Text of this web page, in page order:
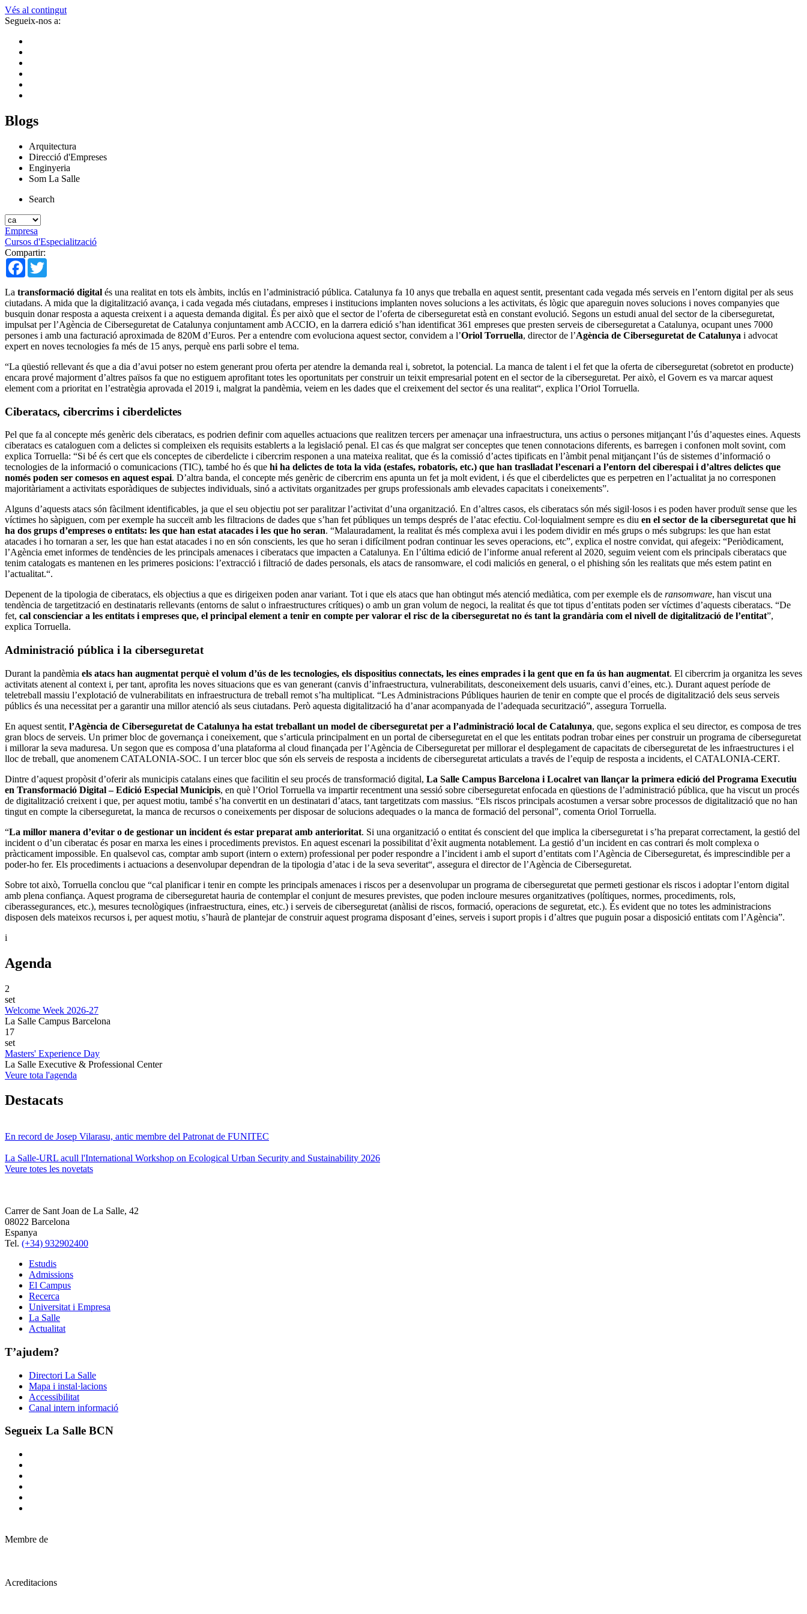
Vés al contingut
Segueix-nos a:
Blogs
Arquitectura
Direcció d'Empreses
Enginyeria
Som La Salle
Search
Empresa
Cursos d'Especialització
Compartir:
Facebook
La transformació digital és una realitat en tots els àmbits, inclús en l’administració pública. Catalunya fa 10 anys que treballa en aquest sentit, presentant cada vegada més serveis en l’entorn digital per als seus
ciutadans. A mida que la digitalització avança, i cada vegada més ciutadans, empreses i institucions implanten noves solucions a les activitats, és lògic que apareguin noves solucions i noves companyies que
busquin donar resposta a aquesta creixent i a aquesta demanda digital. És per això que el sector de l’oferta de ciberseguretat està en constant evolució. Segons un estudi anual del sector de la ciberseguretat,
impulsat per l’Agència de Ciberseguretat de Catalunya conjuntament amb ACCIO, en la darrera edició s’han identificat 361 empreses que presten serveis de ciberseguretat a Catalunya, ocupant unes 7000
persones i amb una facturació aproximada de 820M d’Euros. Per a entendre com evoluciona aquest sector, convidem a l’Oriol Torruella, director de l’Agència de Ciberseguretat de Catalunya i advocat
expert en noves tecnologies fa més de 15 anys, perquè ens parli sobre el tema.
“La qüestió rellevant és que a dia d’avui potser no estem generant prou oferta per atendre la demanda real i, sobretot, la potencial. La manca de talent i el fet que la oferta de ciberseguretat (sobretot en producte)
encara prové majorment d’altres països fa que no estiguem aprofitant totes les oportunitats per construir un teixit empresarial potent en el sector de la ciberseguretat. Per això, el Govern es va marcar aquest
element com a prioritat en l’estratègia aprovada el 2019 i, malgrat la pandèmia, veiem en les dades que el creixement del sector és una realitat“, explica l’Oriol Torruella.
Ciberatacs, cibercrims i ciberdelictes
Pel que fa al concepte més genèric dels ciberatacs, es podrien definir com aquelles actuacions que realitzen tercers per amenaçar una infraestructura, uns actius o persones mitjançant l’ús d’aquestes eines. Aquests
ciberatacs es cataloguen com a delictes si compleixen els requisits establerts a la legislació penal. El cas és que malgrat ser conceptes que tenen connotacions diferents, es barregen i confonen molt sovint, com
explica Torruella: “Si bé és cert que els conceptes de ciberdelicte i cibercrim responen a una mateixa realitat, que és la comissió d’actes tipificats en l’àmbit penal mitjançant l’ús de sistemes d’informació o
tecnologies de la informació o comunicacions (TIC), també ho és que hi ha delictes de tota la vida (estafes, robatoris, etc.) que han traslladat l’escenari a l’entorn del ciberespai i d’altres delictes que
només poden ser comesos en aquest espai. D’altra banda, el concepte més genèric de cibercrim ens apunta un fet ja molt evident, i és que el ciberdelictes que es perpetren en l’actualitat ja no corresponen
majoritàriament a activitats esporàdiques de subjectes individuals, sinó a activitats organitzades per grups professionals amb elevades capacitats i coneixements”.
Alguns d’aquests atacs són fàcilment identificables, ja que el seu objectiu pot ser paralitzar l’activitat d’una organització. En d’altres casos, els ciberatacs són més sigil·losos i es poden haver produït sense que les
víctimes ho sàpiguen, com per exemple ha succeït amb les filtracions de dades que s’han fet públiques un temps després de l’atac efectiu. Col·loquialment sempre es diu en el sector de la ciberseguretat que hi
ha dos grups d’empreses o entitats: les que han estat atacades i les que ho seran. “Malauradament, la realitat és més complexa avui i les podem dividir en més grups o més subgrups: les que han estat
atacades i ho tornaran a ser, les que han estat atacades i no en són conscients, les que ho seran i difícilment podran continuar les seves operacions, etc”, explica el nostre convidat, qui afegeix: “Periòdicament,
l’Agència emet informes de tendències de les principals amenaces i ciberatacs que impacten a Catalunya. En l’última edició de l’informe anual referent al 2020, seguim veient com els principals ciberatacs que
tenim catalogats es mantenen en les primeres posicions: l’extracció i filtració de dades personals, els atacs de ransomware, el codi maliciós en general, o el phishing són les realitats que més estem patint en
l’actualitat.“.
Depenent de la tipologia de ciberatacs, els objectius a que es dirigeixen poden anar variant. Tot i que els atacs que han obtingut més atenció mediàtica, com per exemple els de ransomware, han viscut una
tendència de targetització en destinataris rellevants (entorns de salut o infraestructures crítiques) o amb un gran volum de negoci, la realitat és que tot tipus d’entitats poden ser víctimes d’aquests ciberatacs. “De
fet, cal conscienciar a les entitats i empreses que, el principal element a tenir en compte per valorar el risc de la ciberseguretat no és tant la grandària com el nivell de digitalització de l’entitat”,
explica Torruella.
Administració pública i la ciberseguretat
Durant la pandèmia els atacs han augmentat perquè el volum d’ús de les tecnologies, els dispositius connectats, les eines emprades i la gent que en fa ús han augmentat. El cibercrim ja organitza les seves
activitats atenent al context i, per tant, aprofita les noves situacions que es van generant (canvis d’infraestructura, vulnerabilitats, desconeixement dels usuaris, canvi d’eines, etc.). Durant aquest període de
teletreball massiu l’explotació de vulnerabilitats en infraestructura de treball remot s’ha multiplicat. “Les Administracions Públiques haurien de tenir en compte que el procés de digitalització dels seus serveis
públics és una necessitat per a garantir una millor atenció als seus ciutadans. Però aquesta digitalització ha d’anar acompanyada de l’adequada securització”, assegura Torruella.
En aquest sentit, l’Agència de Ciberseguretat de Catalunya ha estat treballant un model de ciberseguretat per a l’administració local de Catalunya, que, segons explica el seu director, es composa de tres
gran blocs de serveis. Un primer bloc de governança i coneixement, que s’articula principalment en un portal de ciberseguretat en el que les entitats podran trobar eines per construir un programa de ciberseguretat
i millorar la seva maduresa. Un segon que es composa d’una plataforma al cloud finançada per l’Agència de Ciberseguretat per millorar el desplegament de capacitats de ciberseguretat de les infraestructures i el
lloc de treball, que anomenem CATALONIA-SOC. I un tercer bloc que són els serveis de resposta a incidents de ciberseguretat articulats a través de l’equip de resposta a incidents, el CATALONIA-CERT.
Dintre d’aquest propòsit d’oferir als municipis catalans eines que facilitin el seu procés de transformació digital, La Salle Campus Barcelona i Localret van llançar la primera edició del Programa Executiu
en Transformació Digital – Edició Especial Municipis, en què l’Oriol Torruella va impartir recentment una sessió sobre ciberseguretat enfocada en qüestions de l’administració pública, que ha viscut un procés
de digitalització creixent i que, per aquest motiu, també s’ha convertit en un destinatari d’atacs, tant targetitzats com massius. “Els riscos principals acostumen a versar sobre processos de digitalització que no han
tingut en compte la ciberseguretat, la manca de recursos o coneixements per disposar de solucions adequades o la manca de formació del personal”, comenta Oriol Torruella.
“La millor manera d’evitar o de gestionar un incident és estar preparat amb anterioritat. Si una organització o entitat és conscient del que implica la ciberseguretat i s’ha preparat correctament, la gestió del
incident o d’un ciberatac és posar en marxa les eines i procediments previstos. En aquest escenari la possibilitat d’èxit augmenta notablement. La gestió d’un incident en cas contrari és molt complexa o
pràcticament impossible. En qualsevol cas, comptar amb suport (intern o extern) professional per poder respondre a l’incident i amb el suport d’entitats com l’Agència de Ciberseguretat, és imprescindible per a
poder-ho fer. Els procediments i actuacions a desenvolupar dependran de la tipologia d’atac i de la seva severitat“, assegura el director de l’Agència de Ciberseguretat.
Sobre tot això, Torruella conclou que “cal planificar i tenir en compte les principals amenaces i riscos per a desenvolupar un programa de ciberseguretat que permeti gestionar els riscos i adoptar l’entorn digital
amb plena confiança. Aquest programa de ciberseguretat hauria de contemplar el conjunt de mesures previstes, que poden incloure mesures organitzatives (polítiques, normes, procediments, rols,
ciberassegurances, etc.), mesures tecnològiques (infraestructura, eines, etc.) i serveis de ciberseguretat (anàlisi de riscos, formació, operacions de seguretat, etc.). És evident que no totes les administracions
disposen dels mateixos recursos i, per aquest motiu, s’haurà de plantejar de construir aquest programa disposant d’eines, serveis i suport propis i d’altres que puguin posar a disposició entitats com l’Agència”.
i
Agenda
2
set
Welcome Week 2026-27
La Salle Campus Barcelona
17
set
Masters' Experience Day
La Salle Executive & Professional Center
Veure tota l'agenda
Destacats
En record de Josep Vilarasu, antic membre del Patronat de FUNITEC
La Salle-URL acull l'International Workshop on Ecological Urban Security and Sustainability 2026
Veure totes les novetats
Carrer de Sant Joan de La Salle, 42
08022 Barcelona
Espanya
Tel. (+34) 932902400
Estudis
Admissions
El Campus
Recerca
Universitat i Empresa
La Salle
Actualitat
T’ajudem?
Directori La Salle
Mapa i instal·lacions
Accessibilitat
Canal intern informació
Segueix La Salle BCN
Membre de
Acreditacions